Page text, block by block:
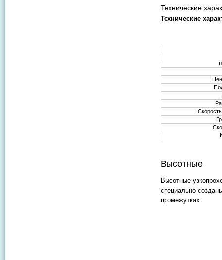
Технические
Технические
Высотные
Высотные
специально
промежутках.